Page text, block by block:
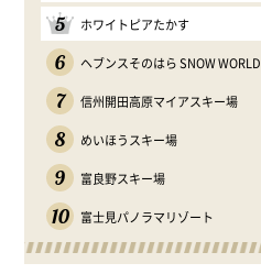
5 ホワイトピアたかす
6 ヘブンスそのはら SNOW WORLD
7 信州開田高原マイアスキー場
8 めいほうスキー場
9 富良野スキー場
10 富士見パノラマリゾート